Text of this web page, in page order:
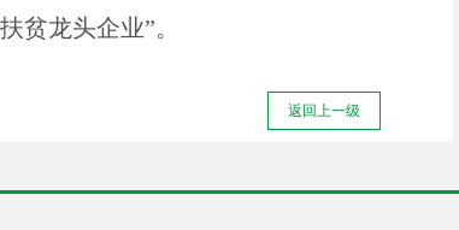
贫龙头企业”。
返回上一级